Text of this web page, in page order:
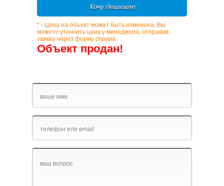
Хочу дешевле
* - Цена на объект может быть изменена. Вы
можете уточнить цену у менеджера, отправив
заявку через форму справа.
Объект продан!